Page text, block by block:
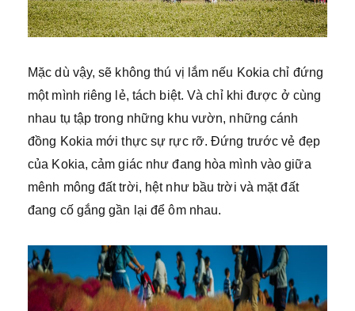
Mặc dù vậy, sẽ không thú vị lắm nếu Kokia chỉ đứng
một mình riêng lẻ, tách biệt. Và chỉ khi được ở cùng
nhau tụ tập trong những khu vườn, những cánh
đồng Kokia mới thực sự rực rỡ. Đứng trước vẻ đẹp
của Kokia, cảm giác như đang hòa mình vào giữa
mênh mông đất trời, hệt như bầu trời và mặt đất
đang cố gắng gần lại để ôm nhau.